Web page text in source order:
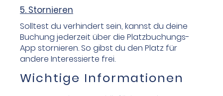
5. Stornieren
Solltest du verhindert sein, kannst du deine
Buchung jederzeit über die Platzbuchungs-
App stornieren. So gibst du den Platz für
andere Interessierte frei.
Wichtige Informationen